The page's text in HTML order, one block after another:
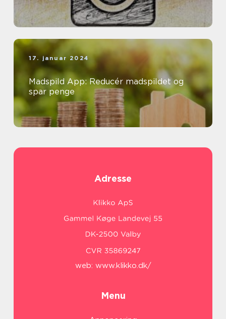
17. januar 2024
Madspild App: Reducér madspildet og
spar penge
Adresse
web: www.klikko.dk/
Menu